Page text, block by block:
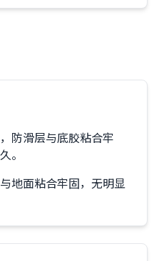
防滑层与底胶粘合牢
。
地面粘合牢固，无明显